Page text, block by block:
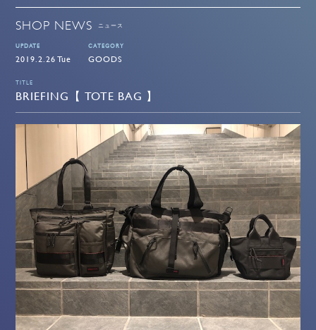
SHOP NEWS ニュース
UPDATE
2019.2.26 Tue
CATEGORY
GOODS
TITLE
BRIEFING【 TOTE BAG 】